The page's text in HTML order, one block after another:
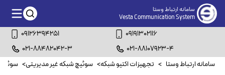
سامانه ارتباط وستا
Vesta Communication System
09126394251
09191302116
021-88482042-3
021-88107923-4
سامانه ارتباط وستا > تجهیزات اکتیو شبکه> سوئیچ شبکه غیر مدیریتی> سوئیچ